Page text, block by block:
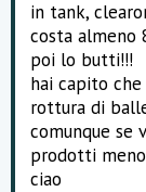
in tank,
costa almeno
poi lo butti!!!
hai capito
rottura di
comunque se
prodotti
ciao